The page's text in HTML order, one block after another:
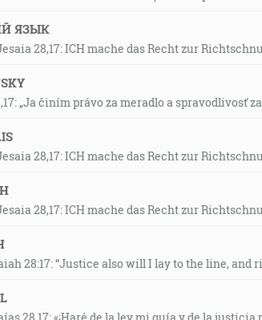
ЯЗЫК
28,17: ICH mache das Recht zur
„Ja činím právo za meradlo a spravodlivosť
28,17: ICH mache das Recht zur
28,17: ICH mache das Recht zur
28:17: “Justice also will I lay to the line, and